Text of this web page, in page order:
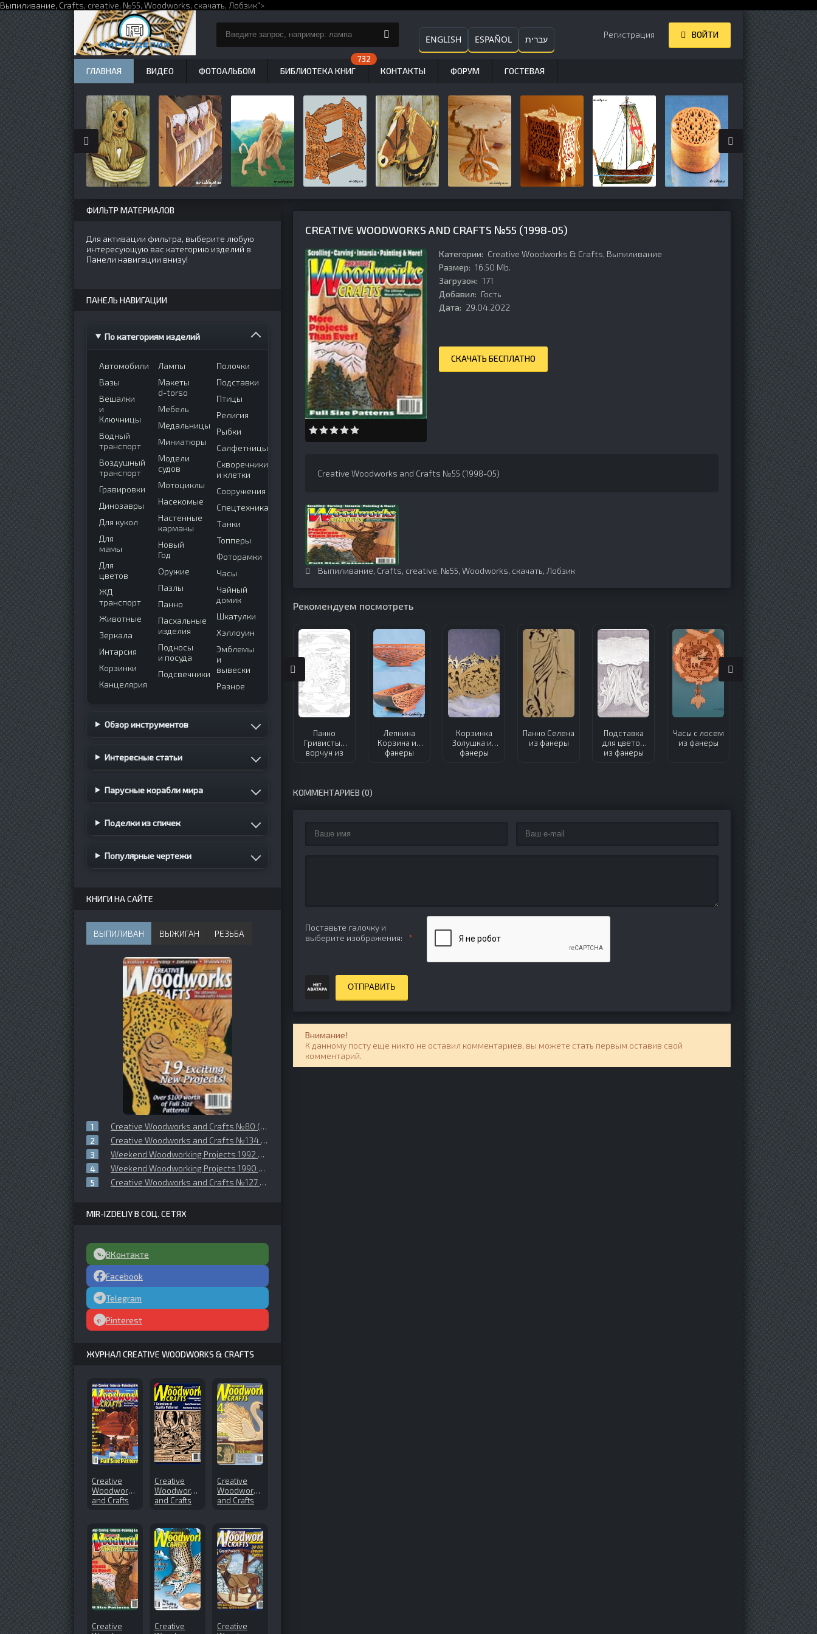
Выпиливание, Crafts, creative, №55, Woodworks, скачать, Лобзик">
CREATIVE WOODWORKS AND CRAFTS №55 (1998-05)
Категории: Creative Woodworks & Crafts, Выпиливание
Размер: 16.50 Mb.
Загрузок: 171
Добавил: Гость
Дата: 29.04.2022
СКАЧАТЬ БЕСПЛАТНО
Creative Woodworks and Crafts №55 (1998-05)
Выпиливание, Crafts, creative, №55, Woodworks, скачать, Лобзик
Рекомендуем посмотреть
Панно
Гривистый
ворчун из
Лепнина
Корзина из
фанеры
Корзинка
Золушка из
фанеры
Панно Селена
из фанеры
Подставка
для цветов
из фанеры
Часы с лосем
из фанеры
Свинка
интарсия из
фанеры
КОММЕНТАРИЕВ (0)
Поставьте галочку и
выберите изображения:
ОТПРАВИТЬ
Внимание!
К данному посту еще никто не оставил комментариев, вы можете стать первым оставив свой
комментарий.
ФИЛЬТР МАТЕРИАЛОВ
Для активации фильтра, выберите любую
интересующую вас категорию изделий в
Панели навигации внизу!
ПАНЕЛЬ НАВИГАЦИИ
По категориям изделий
Автомобили
Вазы
Вешалки
и
Ключницы
Водный
транспорт
Воздушный
транспорт
Гравировки
Динозавры
Для кукол
Для
мамы
Для
цветов
ЖД
транспорт
Животные
Зеркала
Интарсия
Корзинки
Канцелярия
Лампы
Макеты
d-torso
Мебель
Медальницы
Миниатюры
Модели
судов
Мотоциклы
Насекомые
Настенные
карманы
Новый
Год
Оружие
Пазлы
Панно
Пасхальные
изделия
Подносы
и посуда
Подсвечники
Полочки
Подставки
Птицы
Религия
Рыбки
Салфетницы
Скворечники
и клетки
Сооружения
Спецтехника
Танки
Топперы
Фоторамки
Часы
Чайный
домик
Шкатулки
Хэллоуин
Эмблемы
и
вывески
Разное
Обзор инструментов
Интересные статьи
Парусные корабли мира
Поделки из спичек
Популярные чертежи
КНИГИ НА САЙТЕ
ВЫПИЛИВАН ВЫЖИГАН РЕЗЬБА
Creative Woodworks and Crafts №80 (2001-10)
Creative Woodworks and Crafts №134 (2008-09)
Weekend Woodworking Projects 1992 №02 (26)
Weekend Woodworking Projects 1990 №03 (15)
Creative Woodworks and Crafts №127 (2007-08)
MIR-IZDELIY В СОЦ. СЕТЯХ
ВКонтакте
Facebook
Telegram
Pinterest
ЖУРНАЛ CREATIVE WOODWORKS & CRAFTS
Creative
Woodworks
and Crafts
Creative
Woodworks
and Crafts
Creative
Woodworks
and Crafts
Creative
Creative
Creative
ENGLISH ESPAÑOL עברית Регистрация ВОЙТИ
ГЛАВНАЯ ВИДЕО ФОТОАЛЬБОМ БИБЛИОТЕКА КНИГ КОНТАКТЫ ФОРУМ ГОСТЕВАЯ